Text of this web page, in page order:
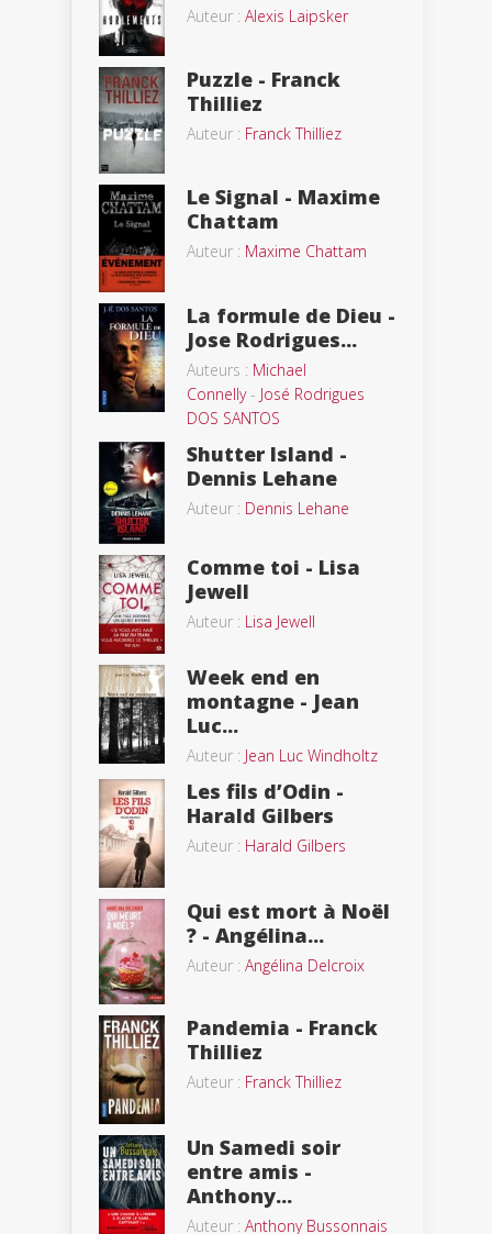
Auteur : Alexis Laipsker
Puzzle - Franck
Thilliez
Auteur : Franck Thilliez
Le Signal - Maxime
Chattam
Auteur : Maxime Chattam
La formule de Dieu -
Jose Rodrigues...
Auteurs : Michael
Connelly- José Rodrigues
DOS SANTOS
Shutter Island -
Dennis Lehane
Auteur : Dennis Lehane
Comme toi - Lisa
Jewell
Auteur : Lisa Jewell
Week end en
montagne - Jean
Luc...
Auteur : Jean Luc Windholtz
Les fils d’Odin -
Harald Gilbers
Auteur : Harald Gilbers
Qui est mort à Noël
? - Angélina...
Auteur : Angélina Delcroix
Pandemia - Franck
Thilliez
Auteur : Franck Thilliez
Un Samedi soir
entre amis -
Anthony...
Auteur : Anthony Bussonnais